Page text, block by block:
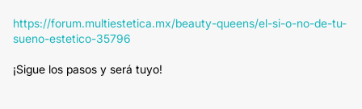
https://forum.multiestetica.mx/beauty-queens/el-si-o-no-de-tu-
sueno-estetico-35796
¡Sigue los pasos y será tuyo!